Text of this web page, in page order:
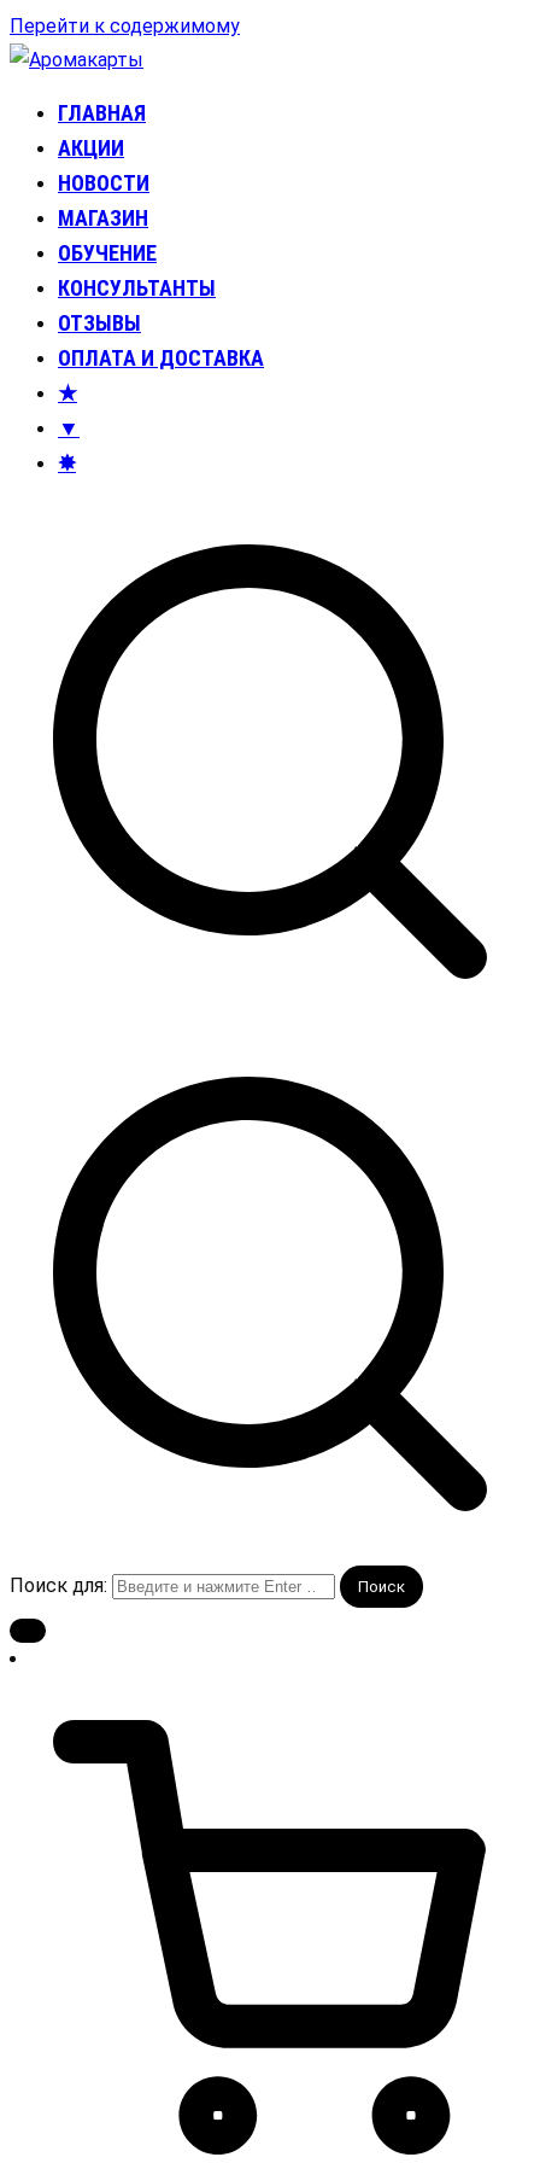
Перейти к содержимому
Аромакарты
Психологические эфирные карты • Аромапсихология
ГЛАВНАЯ
АКЦИИ
НОВОСТИ
МАГАЗИН
ОБУЧЕНИЕ
КОНСУЛЬТАНТЫ
ОТЗЫВЫ
ОПЛАТА И ДОСТАВКА
★
▼
✸
Поиск для: